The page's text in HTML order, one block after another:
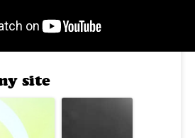
site